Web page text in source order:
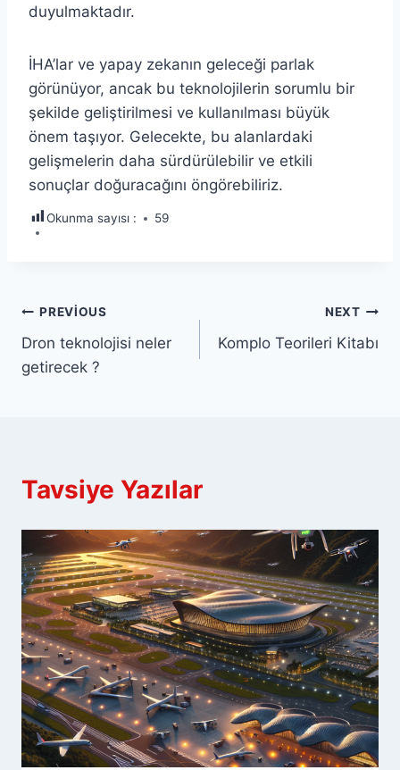
duyulmaktadır.
İHA’lar ve yapay zekanın geleceği parlak
görünüyor, ancak bu teknolojilerin sorumlu bir
şekilde geliştirilmesi ve kullanılması büyük
önem taşıyor. Gelecekte, bu alanlardaki
gelişmelerin daha sürdürülebilir ve etkili
sonuçlar doğuracağını öngörebiliriz.
Okunma sayısı : 59
Yazı
gezinmesi
PREVIOUS
Dron teknolojisi neler
getirecek ?
NEXT
Komplo Teorileri Kitabı
Tavsiye Yazılar